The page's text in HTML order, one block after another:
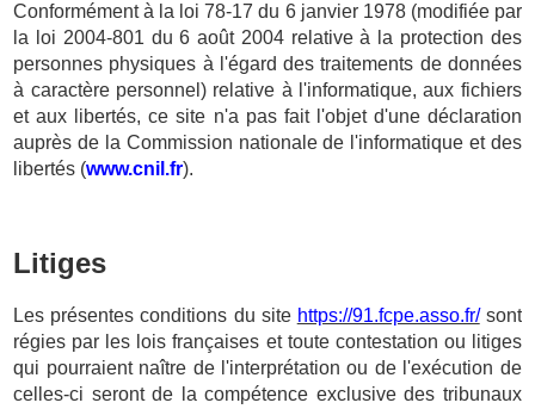
Conformément à la loi 78-17 du 6 janvier 1978 (modifiée par
la loi 2004-801 du 6 août 2004 relative à la protection des
personnes physiques à l'égard des traitements de données
à caractère personnel) relative à l'informatique, aux fichiers
et aux libertés, ce site n'a pas fait l'objet d'une déclaration
auprès de la Commission nationale de l'informatique et des
libertés (www.cnil.fr).
Litiges
Les présentes conditions du site https://91.fcpe.asso.fr/sont
régies par les lois françaises et toute contestation ou litiges
qui pourraient naître de l'interprétation ou de l'exécution de
celles-ci seront de la compétence exclusive des tribunaux